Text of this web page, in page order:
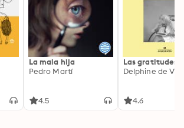
La mala hija
Pedro Martí
4.5
Las gratitudes
Delphine de
4.6